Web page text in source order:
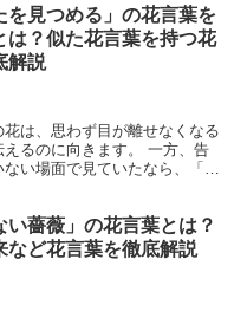
を見つめる」の花言葉を
は？似た花言葉を持つ花
解説
花は、思わず目が離せなくなる
るのに向きます。 一方、告
い場面で見ていたなら、「監
い薔薇」の花言葉とは？
など花言葉を徹底解説